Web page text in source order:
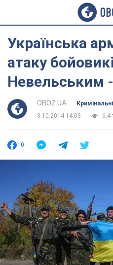
Українська
атаку
Невельським
OBOZ.UA
3.10.2014 14:03
6,4
0